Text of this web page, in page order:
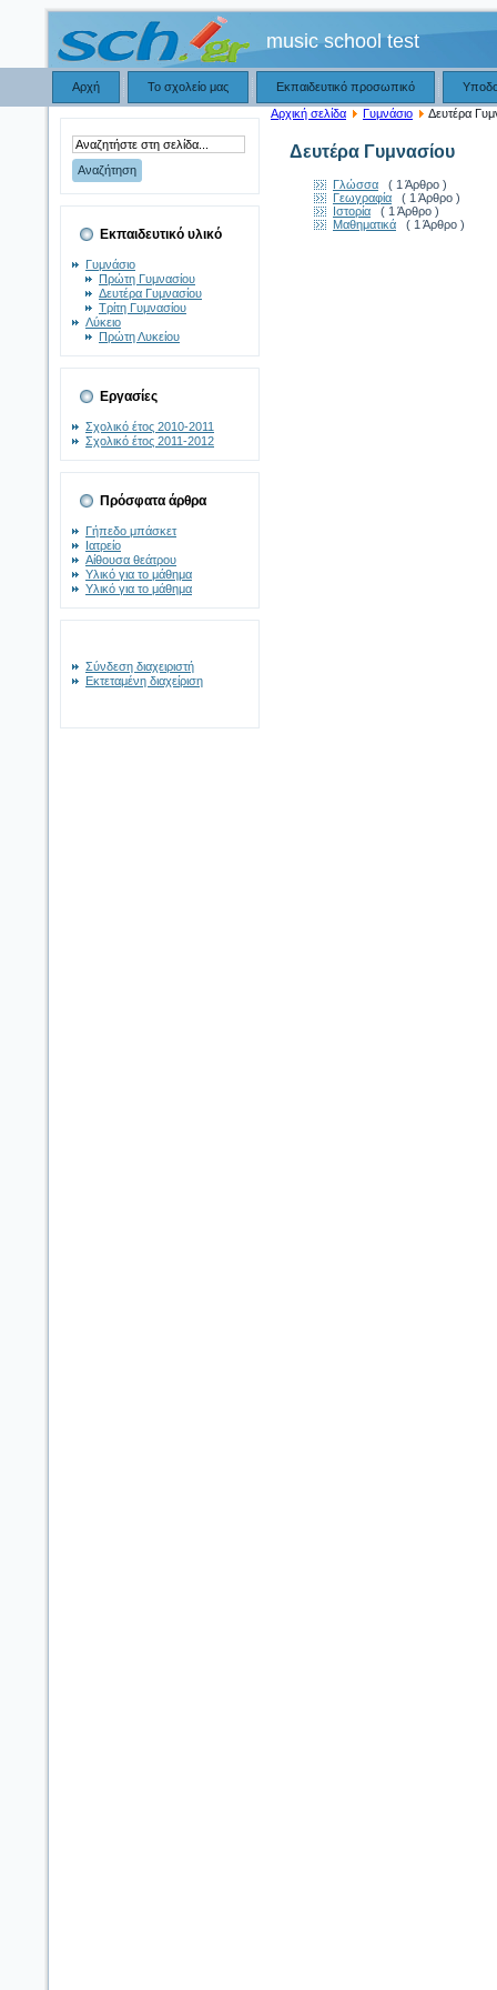
music school test
Αρχή Το σχολείο μας Εκπαιδευτικό προσωπικό
Εκπαιδευτικό υλικό
Γυμνάσιο
Πρώτη Γυμνασίου
Δευτέρα Γυμνασίου
Τρίτη Γυμνασίου
Λύκειο
Πρώτη Λυκείου
Εργασίες
Σχολικό έτος 2010-2011
Σχολικό έτος 2011-2012
Πρόσφατα άρθρα
Γήπεδο μπάσκετ
Ιατρείο
Αίθουσα θεάτρου
Υλικό για το μάθημα
Υλικό για το μάθημα
Σύνδεση διαχειριστή
Εκτεταμένη διαχείριση
Αρχική σελίδα Γυμνάσιο Δευτέρα
Δευτέρα Γυμνασίου
Γλώσσα
( 1 Άρθρο )
Γεωγραφία
( 1 Άρθρο )
Ιστορία
( 1 Άρθρο )
Μαθηματικά
( 1 Άρθρο )